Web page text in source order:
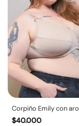
Corpiño Emily con aro
$40.000